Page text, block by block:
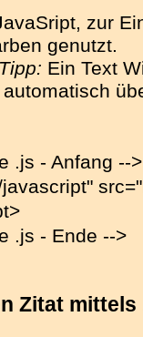
zur
genutzt.
Ein Text
.js - Anfang -->
.js - Ende -->
Zitat mittels